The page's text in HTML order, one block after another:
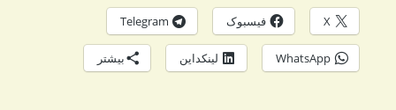
X فیسبوک Telegram
WhatsApp لینکداین بیشتر